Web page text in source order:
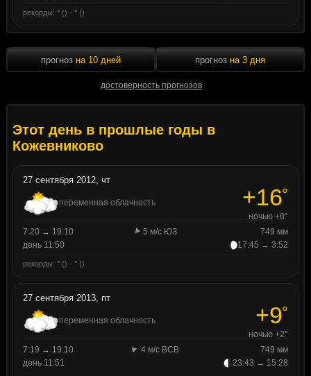
рекорды: ° () · ° ()
прогноз на 10 дней
достоверность прогнозов
прогноз на 3 дня
Этот день в прошлые годы в
Кожевниково
27 сентября 2012, чт
переменная облачность +16°
ночью +8°
7:20 → 19:10
5 м/с ЮЗ
749 мм
день 11:50
17:45 → 3:52
рекорды: ° () · ° ()
27 сентября 2013, пт
переменная облачность +9°
ночью +2°
7:19 → 19:10
4 м/с ВСВ
749 мм
день 11:51
23:43 → 15:28